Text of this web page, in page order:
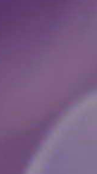
repères pour y voir